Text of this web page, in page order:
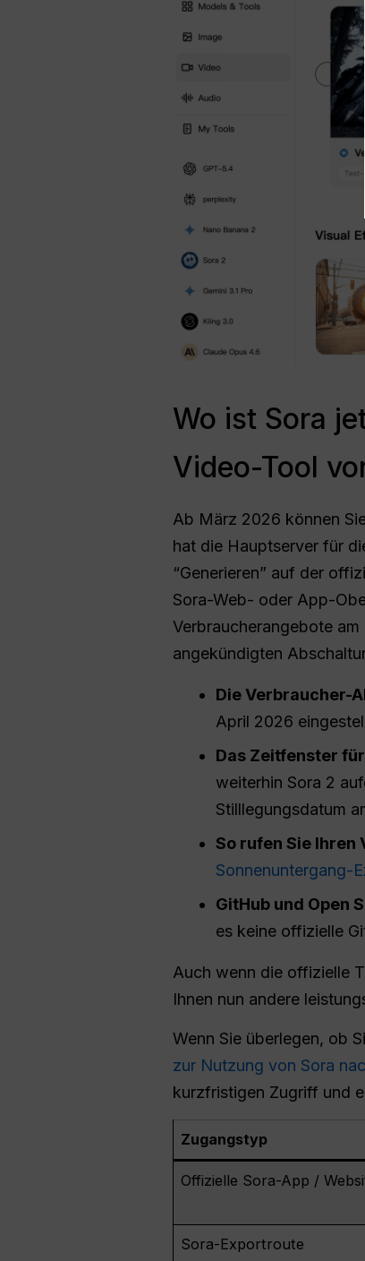
Wo ist Sora
Video-Tool
Ab März 2026 können
hat die Hauptserver für
“Generieren” auf der
Sora-Web- oder App-
Verbraucherangebote
angekündigten
Die Verbraucher-
April 2026
Das Zeitfenster
weiterhin Sora 2
Stilllegungsdatum
So rufen Sie Ihren
Sonnenuntergang-
GitHub und Open
es keine offizielle
Auch wenn die offizielle
Ihnen nun andere
Wenn Sie überlegen, ob
zur Nutzung von Sora
kurzfristigen Zugriff und
Zugangstyp
Offizielle Sora-App /
Sora-Exportroute